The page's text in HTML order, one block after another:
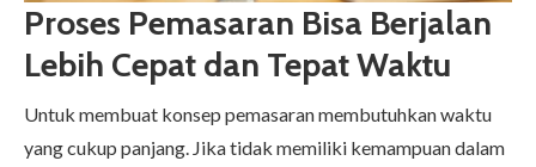
Proses Pemasaran Bisa Berjalan
Lebih Cepat dan Tepat Waktu
Untuk membuat konsep pemasaran membutuhkan waktu
yang cukup panjang. Jika tidak memiliki kemampuan dalam